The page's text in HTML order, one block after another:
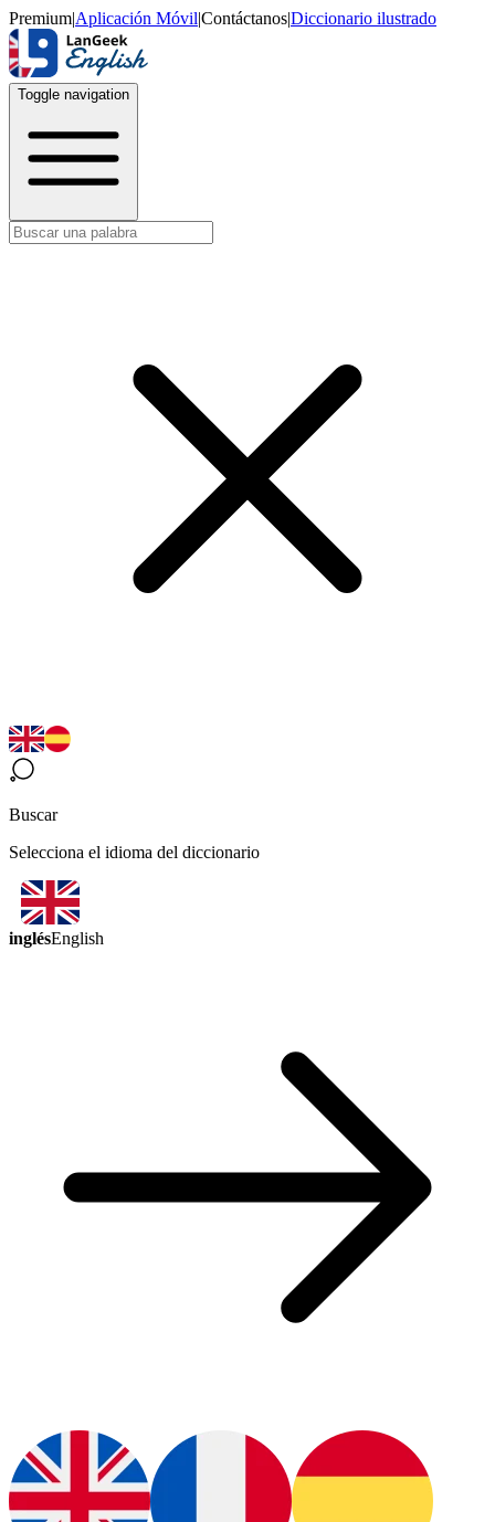
Premium|Aplicación Móvil|Contáctanos|Diccionario ilustrado
Toggle navigation
Buscar
Selecciona el idioma del diccionario
inglésEnglish